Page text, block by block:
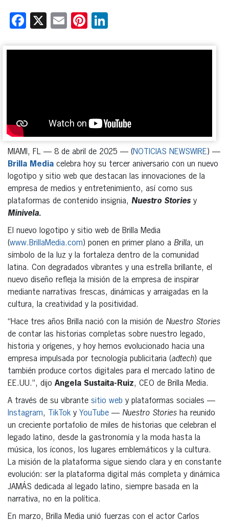
Facebook
X EmailPinterest
MIAMI, FL — 8 de abril de 2025 — (NOTICIAS NEWSWIRE) —
Brilla Media celebra hoy su tercer aniversario con un nuevo
logotipo y sitio web que destacan las innovaciones de la
empresa de medios y entretenimiento, así como sus
plataformas de contenido insignia, Nuestro Stories y
Minivela.
El nuevo logotipo y sitio web de Brilla Media
(www.BrillaMedia.com) ponen en primer plano a Brilla, un
símbolo de la luz y la fortaleza dentro de la comunidad
latina. Con degradados vibrantes y una estrella brillante, el
nuevo diseño refleja la misión de la empresa de inspirar
mediante narrativas frescas, dinámicas y arraigadas en la
cultura, la creatividad y la positividad.
“Hace tres años Brilla nació con la misión de Nuestro Stories
de contar las historias completas sobre nuestro legado,
historia y orígenes, y hoy hemos evolucionado hacia una
empresa impulsada por tecnología publicitaria (adtech) que
también produce cortos digitales para el mercado latino de
EE.UU.”, dijo Angela Sustaita-Ruiz, CEO de Brilla Media.
A través de su vibrante sitio web y plataformas sociales —
Instagram, TikTok y YouTube — Nuestro Stories ha reunido
un creciente portafolio de miles de historias que celebran el
legado latino, desde la gastronomía y la moda hasta la
música, los íconos, los lugares emblemáticos y la cultura.
La misión de la plataforma sigue siendo clara y en constante
evolución: ser la plataforma digital más completa y dinámica
JAMÁS dedicada al legado latino, siempre basada en la
narrativa, no en la política.
En marzo, Brilla Media unió fuerzas con el actor Carlos